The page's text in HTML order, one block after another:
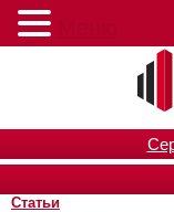
Статьи